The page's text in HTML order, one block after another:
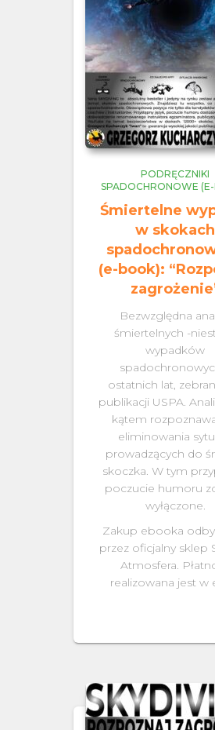
PODRĘCZNIKI
SPADOCHRONOWE
Śmiertelne
w skokach
(e-book):
Bezwzględna
śmiertelnych -
wypadków
ostatnich lat,
publikacji USPA.
kątem
eliminowania
prowadzących do
skoczka. W tym
poczucie humoru
wyłączone.
Zakup ebooka
przez oficjalny sklep
Atmosfera.
realizowana jest w